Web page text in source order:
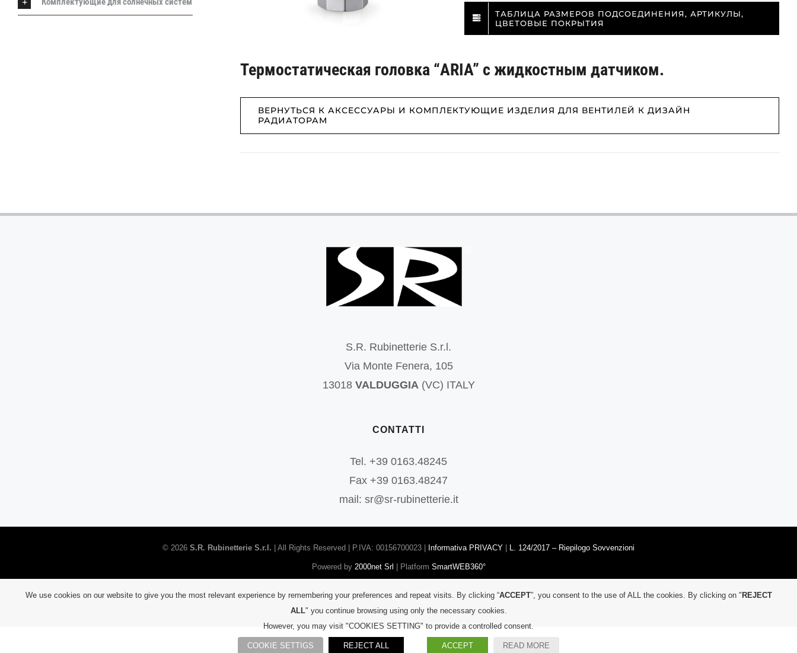
ТАБЛИЦА РАЗМЕРОВ ПОДСОЕДИНЕНИЯ, АРТИКУЛЫ,
ЦВЕТОВЫЕ ПОКРЫТИЯ
Термостатическая головка “ARIA” с жидкостным датчиком.
ВЕРНУТЬСЯ К АКСЕССУАРЫ И КОМПЛЕКТУЮЩИЕ ИЗДЕЛИЯ ДЛЯ ВЕНТИЛЕЙ К ДИЗАЙН
РАДИАТОРАМ
S.R. Rubinetterie S.r.l.
Via Monte Fenera, 105
13018 VALDUGGIA(VC) ITALY
CONTATTI
Tel. +39 0163.48245
Fax +39 0163.48247
mail: sr@sr-rubinetterie.it
© 2026 S.R. Rubinetterie S.r.l. | All Rights Reserved | P.IVA: 00156700023 | Informativa PRIVACY L. 124/2017 – Riepilogo Sovvenzioni
Powered by 2000net Srl | Platform SmartWEB360°
FacebookYouTubeInstagram
We use cookies on our website to give you the most relevant experience by remembering your preferences and repeat visits. By clicking “ACCEPT”, you consent to the use of ALL the cookies. By clicking on " REJECT
ALL" you continue browsing using only the necessary cookies.
However, you may visit "COOKIES SETTING" to provide a controlled consent.
COOKIE SETTIGS REJECT ALL ACCEPT READ MORE